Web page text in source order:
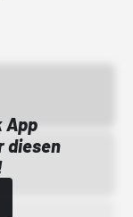
App
diesen